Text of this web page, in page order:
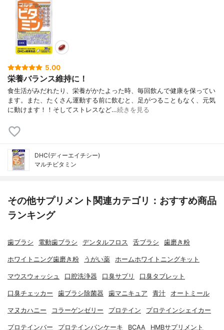
5.00
栄養バランス維持に！
食生活がみだれたり、栄養がかたよった時、毎回飲んで健康を保ってい
ます。また、たくさん運動する前に飲むと、足がつることもなく、元気
に動けます！！そしてストレスなど…続きを見る
DHC(ディーエイチシー)
マルチビタミン
その他サプリメント関連カテゴリ：おすすめ商品
ランキング
歯ブラシ 電動歯ブラシ デンタルフロス 舌ブラシ 歯磨き粉
ホワイトニング歯磨き粉 うがい薬 ホームホワイトニングキット
マウスウォッシュ 口腔洗浄器 口臭サプリ 口臭タブレット
口臭チェッカー 歯ブラシ除菌器 歯マニキュア 青汁 オートミール
マヌカハニー コラーゲンゼリー プロテイン プロテインシェイカー
プロテインバー プロテインパンケーキ BCAA HMBサプリメント